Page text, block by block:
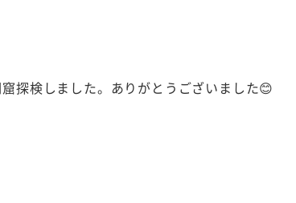
探検しました。ありがとうございました😊